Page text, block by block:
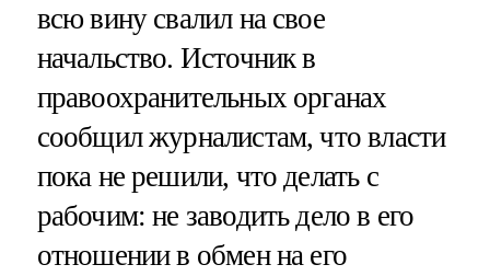
всю вину свалил на свое
начальство. Источник в
правоохранительных органах
сообщил журналистам, что власти
пока не решили, что делать с
рабочим: не заводить дело в его
отношении в обмен на его